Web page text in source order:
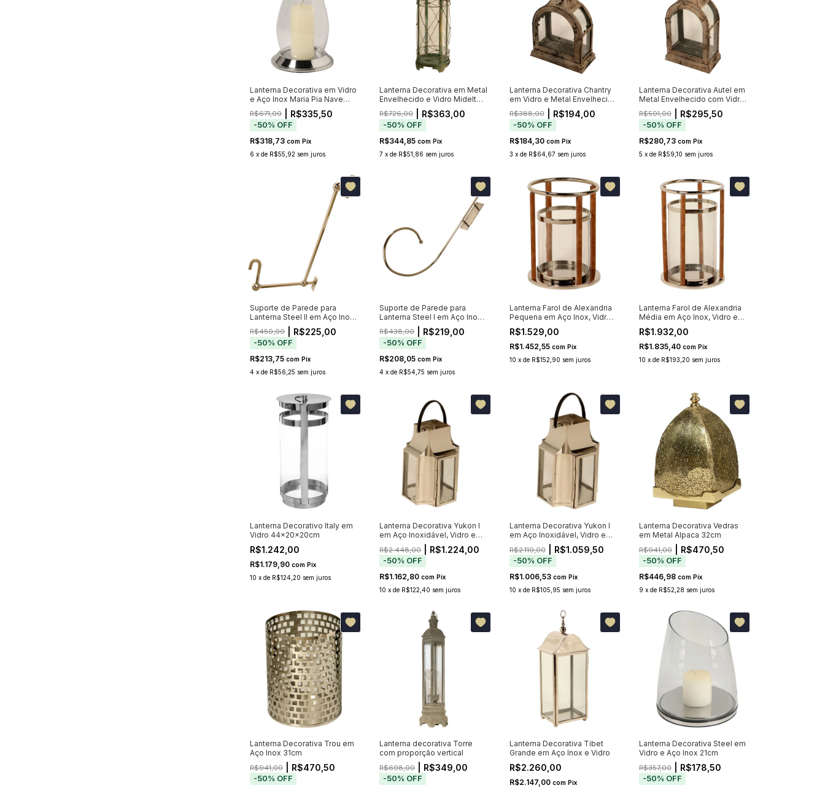
Lanterna Decorativa em Vidro
e Aço Inox Maria Pia Nave
R$671,00 | R$335,50
-50% OFF
R$318,73 com Pix
6 x de R$55,92 sem juros
Lanterna Decorativa em Metal
Envelhecido e Vidro Midelt
R$726,00| R$363,00
-50% OFF
R$344,85com Pix
7 xde R$51,86 sem juros
Lanterna Decorativa Chantry
em Vidro e Metal Envelhecido
R$388,00| R$194,00
-50% OFF
R$184,30 com Pix
3 x de R$64,67 sem juros
Lanterna Decorativa Autel em
Metal Envelhecido com Vidro
R$591,00| R$295,50
-50% OFF
R$280,73 com Pix
5 x de R$59,10 sem juros
Suporte de Parede para
Lanterna Steel II em Aço Inox
Polido 57cm
R$450,00 | R$225,00
-50% OFF
R$213,75 com Pix
4 x de R$56,25 sem juros
Suporte de Parede para
Lanterna Steel I em Aço Inox
Polido 64cm
R$438,00| R$219,00
-50% OFF
R$208,05com Pix
4 xde R$54,75 sem juros
Lanterna Farol de Alexandria
Pequena em Aço Inox, Vidro
e Couro
R$1.529,00
R$1.452,55 com Pix
10 x de R$152,90 sem juros
Lanterna Farol de Alexandria
Média em Aço Inox, Vidro e
Couro
R$1.932,00
R$1.835,40 com Pix
10 x de R$193,20 sem juros
Lanterna Decorativo Italy em
Vidro 44x20x20cm
R$1.242,00
R$1.179,90 com Pix
10 x de R$124,20 sem juros
Lanterna Decorativa Yukon I
em Aço Inoxidável, Vidro e
Alça de Couro
R$2.448,00| R$1.224,00
-50% OFF
R$1.162,80com Pix
10 xde R$122,40 sem juros
Lanterna Decorativa Yukon I
em Aço Inoxidável, Vidro e
Alça de Couro
R$2.119,00| R$1.059,50
-50% OFF
R$1.006,53 com Pix
10 x de R$105,95 sem juros
Lanterna Decorativa Vedras
em Metal Alpaca 32cm
R$941,00| R$470,50
-50% OFF
R$446,98 com Pix
9 x de R$52,28 sem juros
Lanterna Decorativa Trou em
Aço Inox 31cm
R$941,00 | R$470,50
-50% OFF
Lanterna decorativa Torre
com proporção vertical
R$698,00| R$349,00
-50% OFF
Lanterna Decorativa Tibet
Grande em Aço Inox e Vidro
R$2.260,00
R$2.147,00 com Pix
Lanterna Decorativa Steel em
Vidro e Aço Inox 21cm
R$357,00| R$178,50
-50% OFF